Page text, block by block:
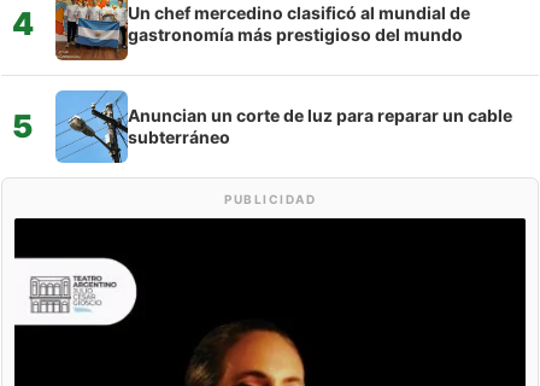
4
Un chef mercedino clasificó al mundial de
gastronomía más prestigioso del mundo
5
Anuncian un corte de luz para reparar un cable
subterráneo
PUBLICIDAD